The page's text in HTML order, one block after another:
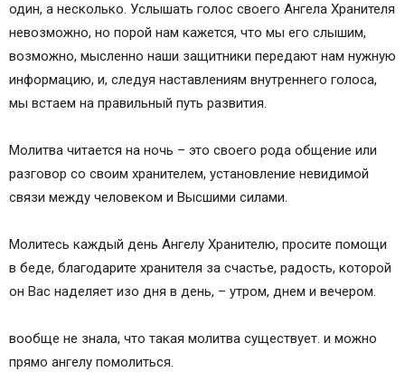
один, а несколько. Услышать голос своего Ангела Хранителя
невозможно, но порой нам кажется, что мы его слышим,
возможно, мысленно наши защитники передают нам нужную
информацию, и, следуя наставлениям внутреннего голоса,
мы встаем на правильный путь развития.
Молитва читается на ночь – это своего рода общение или
разговор со своим хранителем, установление невидимой
связи между человеком и Высшими силами.
Молитесь каждый день Ангелу Хранителю, просите помощи
в беде, благодарите хранителя за счастье, радость, которой
он Вас наделяет изо дня в день, – утром, днем и вечером.
вообще не знала, что такая молитва существует. и можно
прямо ангелу помолиться.